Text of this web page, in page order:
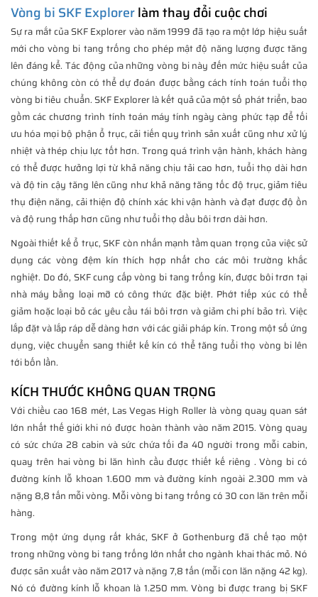
Vòng bi SKF Explorerlàm thay đổi cuộc chơi
Sự ra mắt của SKF Explorer vào năm 1999 đã tạo ra một lớp hiệu suất
mới cho vòng bi tang trống cho phép mật độ năng lượng được tăng
lên đáng kể. Tác động của những vòng bi này đến mức hiệu suất của
chúng không còn có thể dự đoán được bằng cách tính toán tuổi thọ
vòng bi tiêu chuẩn. SKF Explorer là kết quả của một số phát triển, bao
gồm các chương trình tính toán máy tính ngày càng phức tạp để tối
ưu hóa mọi bộ phận ổ trục, cải tiến quy trình sản xuất cũng như xử lý
nhiệt và thép chịu lực tốt hơn. Trong quá trình vận hành, khách hàng
có thể được hưởng lợi từ khả năng chịu tải cao hơn, tuổi thọ dài hơn
và độ tin cậy tăng lên cũng như khả năng tăng tốc độ trục, giảm tiêu
thụ điện năng, cải thiện độ chính xác khi vận hành và đạt được độ ồn
và độ rung thấp hơn cũng như tuổi thọ dầu bôi trơn dài hơn.
Ngoài thiết kế ổ trục, SKF còn nhấn mạnh tầm quan trọng của việc sử
dụng các vòng đệm kín thích hợp nhất cho các môi trường khắc
nghiệt. Do đó, SKF cung cấp vòng bi tang trống kín, được bôi trơn tại
nhà máy bằng loại mỡ có công thức đặc biệt. Phớt tiếp xúc có thể
giảm hoặc loại bỏ các yêu cầu tái bôi trơn và giảm chi phí bảo trì. Việc
lắp đặt và lắp ráp dễ dàng hơn với các giải pháp kín. Trong một số ứng
dụng, việc chuyển sang thiết kế kín có thể tăng tuổi thọ vòng bi lên
tới bốn lần.
KÍCH THƯỚC KHÔNG QUAN TRỌNG
Với chiều cao 168 mét, Las Vegas High Roller là vòng quay quan sát
lớn nhất thế giới khi nó được hoàn thành vào năm 2015. Vòng quay
có sức chứa 28 cabin và sức chứa tối đa 40 người trong mỗi cabin,
quay trên hai vòng bi lăn hình cầu được thiết kế riêng . Vòng bi có
đường kính lỗ khoan 1.600 mm và đường kính ngoài 2.300 mm và
nặng 8,8 tấn mỗi vòng. Mỗi vòng bi tang trống có 30 con lăn trên mỗi
hàng.
Trong một ứng dụng rất khác, SKF ở Gothenburg đã chế tạo một
trong những vòng bi tang trống lớn nhất cho ngành khai thác mỏ. Nó
được sản xuất vào năm 2017 và nặng 7,8 tấn (mỗi con lăn nặng 42 kg).
Nó có đường kính lỗ khoan là 1.250 mm. Vòng bi được trang bị SKF